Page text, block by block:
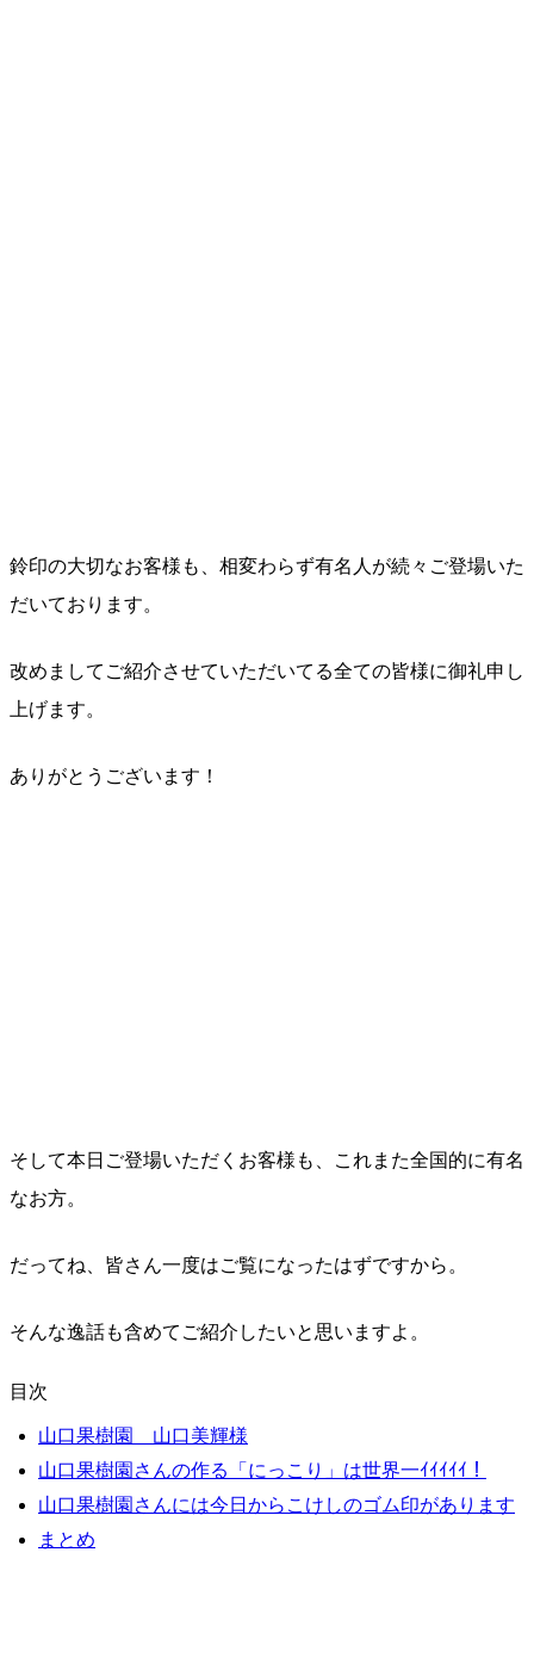
鈴印の大切なお客様も、相変わらず有名人が続々ご登場いた
だいております。
改めましてご紹介させていただいてる全ての皆様に御礼申し
上げます。
ありがとうございます！
そして本日ご登場いただくお客様も、これまた全国的に有名
なお方。
だってね、皆さん一度はご覧になったはずですから。
そんな逸話も含めてご紹介したいと思いますよ。
目次
山口果樹園 山口美輝様
山口果樹園さんの作る「にっこり」は世界一ｲｲｲｲｲ！
山口果樹園さんには今日からこけしのゴム印があります
まとめ